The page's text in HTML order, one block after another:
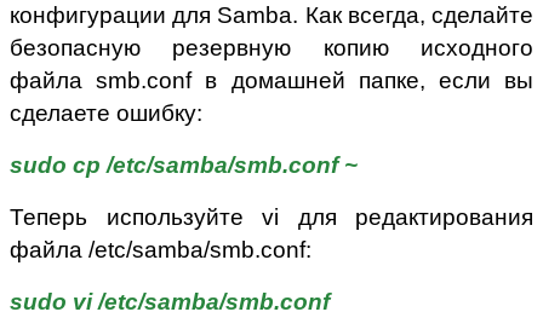
конфигурации для Samba. Как всегда, сделайте
безопасную резервную копию исходного
файла smb.conf в домашней папке, если вы
сделаете ошибку:
sudo cp /etc/samba/smb.conf ~
Теперь используйте vi для редактирования
файла /etc/samba/smb.conf:
sudo vi /etc/samba/smb.conf